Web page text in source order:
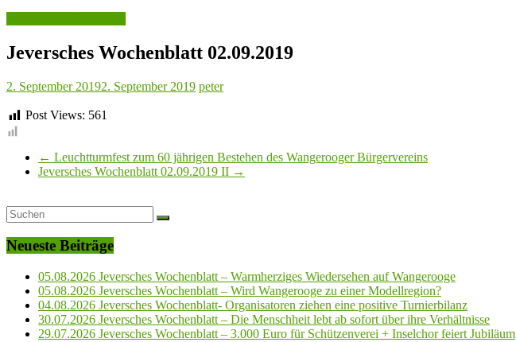
Jeversches Wochenblatt 02.09.2019
2. September 20192. September 2019 peter
Post Views: 561
← Leuchtturmfest zum 60 jährigen Bestehen des Wangerooger Bürgervereins
Jeversches Wochenblatt 02.09.2019 II →
Neueste Beiträge
05.08.2026 Jeversches Wochenblatt – Warmherziges Wiedersehen auf Wangerooge
05.08.2026 Jeversches Wochenblatt – Wird Wangerooge zu einer Modellregion?
04.08.2026 Jeversches Wochenblatt- Organisatoren ziehen eine positive Turnierbilanz
30.07.2026 Jeversches Wochenblatt – Die Menschheit lebt ab sofort über ihre Verhältnisse
29.07.2026 Jeversches Wochenblatt – 3.000 Euro für Schützenverei + Inselchor feiert Jubiläum